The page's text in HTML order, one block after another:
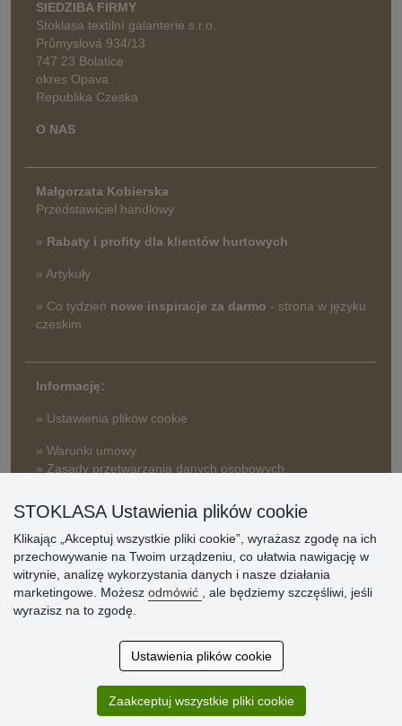
SIEDZIBA FIRMY
Stoklasa textilní galanterie s.r.o.
Průmyslová 934/13
747 23 Bolatice
okres Opava
Republika Czeska
O NAS
Małgorzata Kobierska
Przedstawiciel handlowy
» Rabaty i profity dla klientów hurtowych
» Artykuły
» Co tydzień nowe inspiracje za darmo - strona w języku
czeskim
Informację:
» Ustawienia plików cookie
» Warunki umowy
» Zasady przetwarzania danych osobowych
» Reklamacje
» Dlaczego należy się zarejestrować?
» Najczęściej zadawane pytania
Zakup przebiegł sprawnie. Jestem
zadowolona. Polecam.
STOKLASA Ustawienia plików cookie
Klikając „Akceptuj wszystkie pliki cookie”, wyrażasz zgodę na ich
przechowywanie na Twoim urządzeniu, co ułatwia nawigację w
witrynie, analizę wykorzystania danych i nasze działania
marketingowe. Możesz odmówić
, ale będziemy szczęśliwi, jeśli
wyrazisz na to zgodę.
Ustawienia plików cookie
Zaakceptuj wszystkie pliki cookie